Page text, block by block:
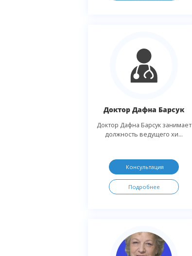
Доктор Дафна Барсук
Доктор Дафна Барсук занимает
должность ведущего хи...
Консультация
Подробнее